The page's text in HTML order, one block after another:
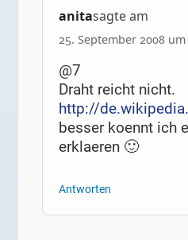
anitasagte am
25. September 2008 um
@7
Draht reicht nicht.
http://
besser koennt ich
erklaeren 🙂
Antworten